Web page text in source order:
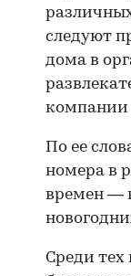
следуют
дома в
компании
По ее
номера в
времен —
Среди